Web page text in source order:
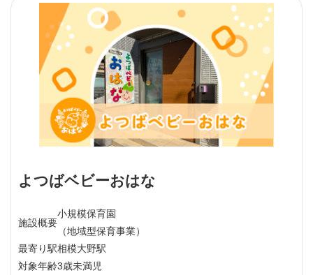
よつばベビーおはな
施設概要
小規模保育園
（地域型保育事業）
最寄り駅相模大野駅
対象年齢3歳未満児